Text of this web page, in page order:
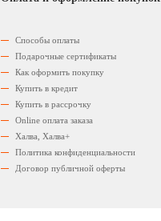
Способы оплаты
Подарочные сертификаты
Как оформить покупку
Купить в кредит
Купить в рассрочку
Оnline оплата заказа
Халва, Халва+
Политика конфиденциальности
Договор публичной оферты